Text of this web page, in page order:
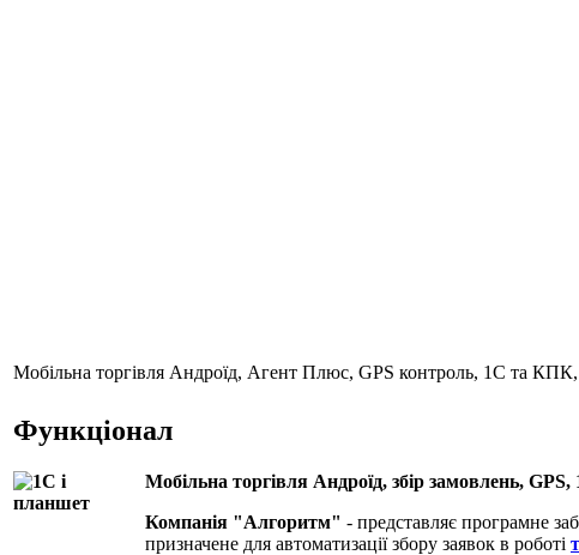
Мобільна торгівля Андроїд, Агент Плюс, GPS контроль, 1С та
Функціонал
Мобільна торгівля Андроїд, збір замовлень,
Компанія "Алгоритм" - представляє програмне
призначене для автоматизації збору заявок в роботі